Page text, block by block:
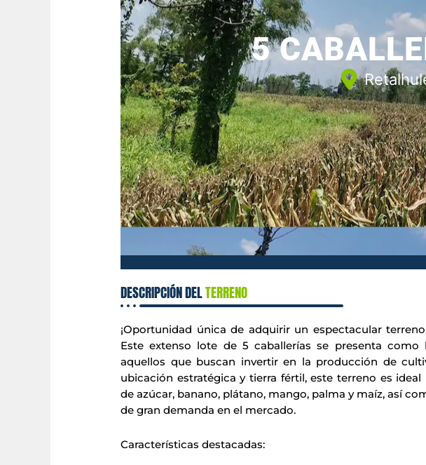
5
DESCRIPCIÓN DELTERRENO
¡Oportunidad única de adquirir un espectacular
Este extenso lote de 5 caballerías se presenta como
aquellos que buscan invertir en la producción de
ubicación estratégica y tierra fértil, este terreno es ideal
de azúcar, banano, plátano, mango, palma y maíz, así
de gran demanda en el mercado.
Características destacadas: